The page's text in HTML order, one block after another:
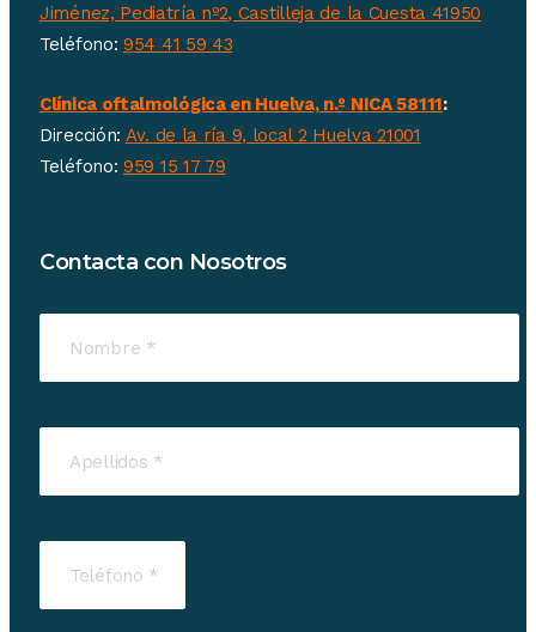
Jiménez, Pediatría nº2, Castilleja de la Cuesta 41950
Teléfono: 954 41 59 43
Clínica oftalmológica en Huelva, n.º NICA 58111:
Dirección: Av. de la ría 9, local 2 Huelva 21001
Teléfono: 959 15 17 79
Contacta con Nosotros